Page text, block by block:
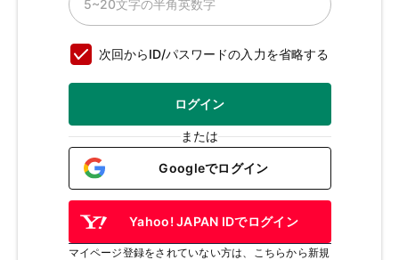
次回からID/パスワードの入力を省略する
ログイン
または
Googleでログイン
Yahoo! JAPAN IDでログイン
マイページ登録をされていない方は、こちらから新規